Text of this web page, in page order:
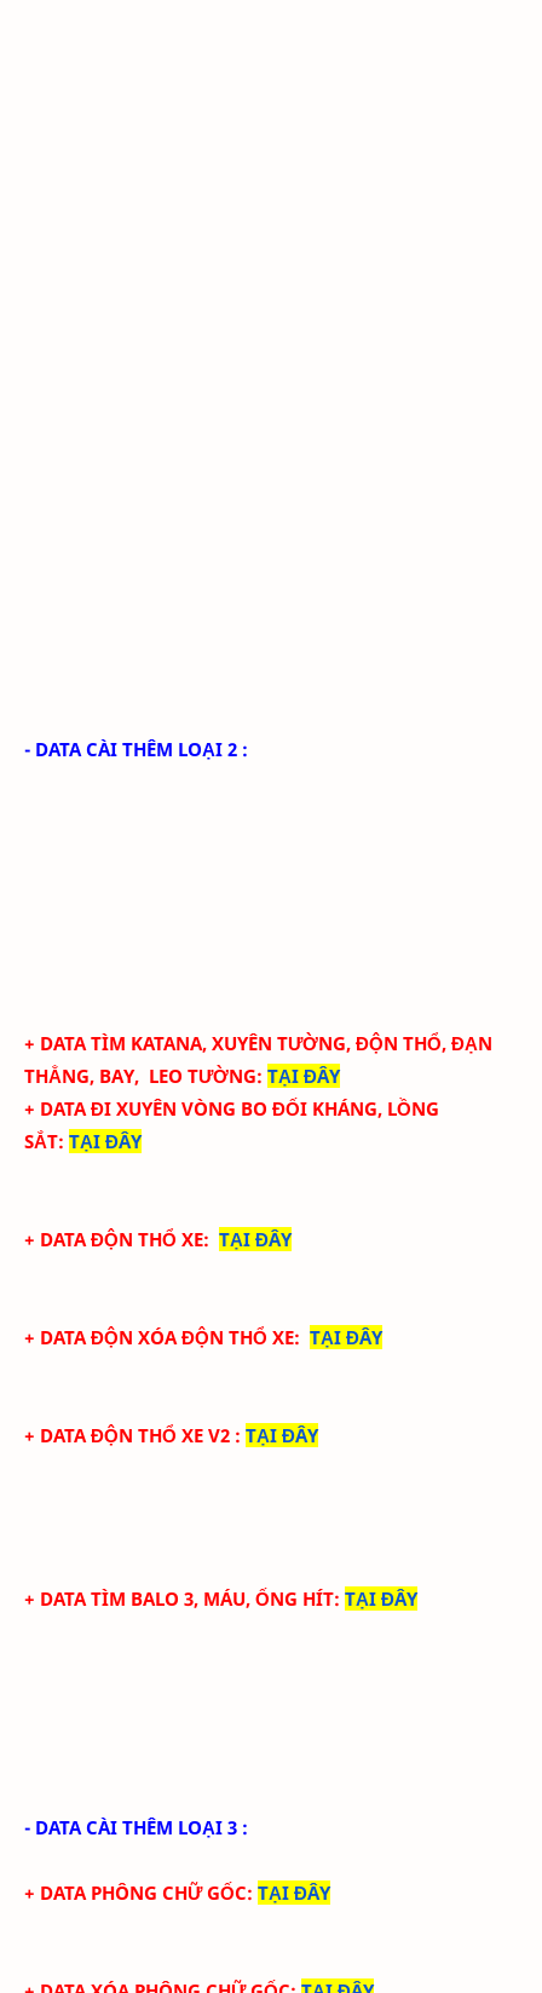
- DATA CÀI THÊM LOẠI 2 :
+ DATA TÌM KATANA, XUYÊN TƯỜNG, ĐỘN THỔ, ĐẠN
THẲNG, BAY, LEO TƯỜNG: TẠI ĐÂY
+ DATA ĐI XUYÊN VÒNG BO ĐỐI KHÁNG, LỒNG
SẮT: TẠI ĐÂY
+ DATA ĐỘN THỔ XE: TẠI ĐÂY
+ DATA ĐỘN XÓA ĐỘN THỔ XE: TẠI ĐÂY
+ DATA ĐỘN THỔ XE V2 : TẠI ĐÂY
+ DATA TÌM BALO 3, MÁU, ỐNG HÍT: TẠI ĐÂY
- DATA CÀI THÊM LOẠI 3 :
+ DATA PHÔNG CHỮ GỐC: TẠI ĐÂY